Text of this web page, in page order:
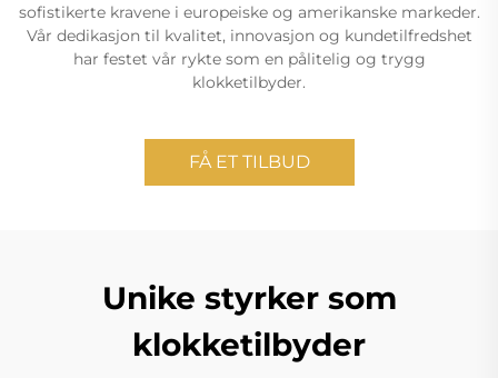
sofistikerte kravene i europeiske og amerikanske markeder.
Vår dedikasjon til kvalitet, innovasjon og kundetilfredshet
har festet vår rykte som en pålitelig og trygg
klokketilbyder.
FÅ ET TILBUD
Unike styrker som
klokketilbyder